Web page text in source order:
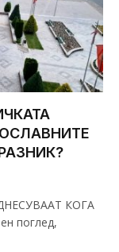
КОГА
поглед,